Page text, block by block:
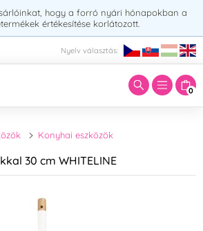
hogy a forró nyári hónapokban a
értékesítése korlátozott.
Nyelv választás:
0
kifejezést:
Konyhai eszközök
30 cm WHITELINE